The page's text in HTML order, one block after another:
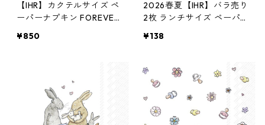
【IHR】カクテルサイズ ペ
ーパーナプキン FOREVER
a Jeram 20枚入り
¥850
2026春夏【IHR】バラ売り
2枚 ランチサイズ ペーパ
RS ホワイト Anita Jeram
¥138